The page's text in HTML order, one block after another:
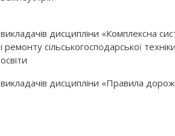
викладачів дисципліни «Комплексна
і ремонту сільськогосподарської
освіти
викладачів дисципліни «Правила